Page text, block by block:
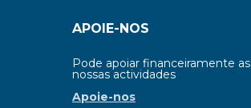
APOIE-NOS
Pode apoiar financeiramente as
nossas actividades
Apoie-nos